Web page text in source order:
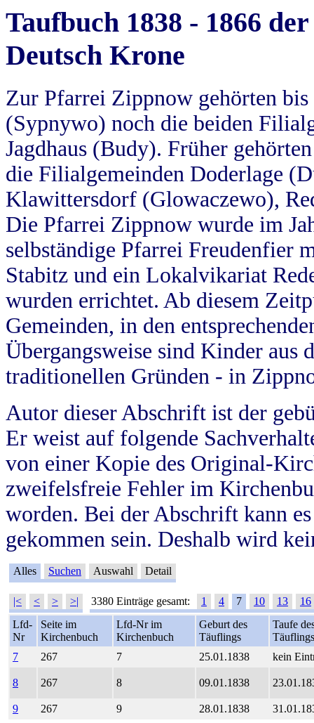
Taufbuch 1838 - 1866
Deutsch Krone
Zur Pfarrei Zippnow gehörten
(Sypnywo) noch die beiden
Jagdhaus (Budy). Früher
die Filialgemeinden Doderlage
Klawittersdorf (Glowaczewo),
Die Pfarrei Zippnow wurde im
selbständige Pfarrei Freudenfier
Stabitz und ein Lokalvikariat
wurden errichtet. Ab diesem
Gemeinden, in den
Übergangsweise sind Kinder aus
traditionellen Gründen - in
Autor dieser Abschrift ist der
Er weist auf folgende
von einer Kopie des Original-
zweifelsfreie Fehler im
worden. Bei der Abschrift kann
gekommen sein. Deshalb wird
Alles Suchen Auswahl Detail
|< < > >| 3380 Einträge gesamt: 1 4 7 10 13
16
Lfd-
Nr
Seite im
Kirchenbuch
Lfd-Nr im
Kirchenbuch
Geburt des
Täuflings
Taufe
Täuflings
7
267 7 25.01.1838 kein
8 267 8 09.01.1838
9 267 9 28.01.1838